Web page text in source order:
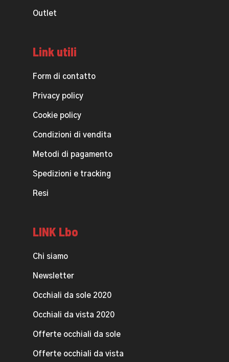
Outlet
Link utili
Form di contatto
Privacy policy
Cookie policy
Condizioni di vendita
Metodi di pagamento
Spedizioni e tracking
Resi
LINK Lbo
Chi siamo
Newsletter
Occhiali da sole 2020
Occhiali da vista 2020
Offerte occhiali da sole
Offerte occhiali da vista